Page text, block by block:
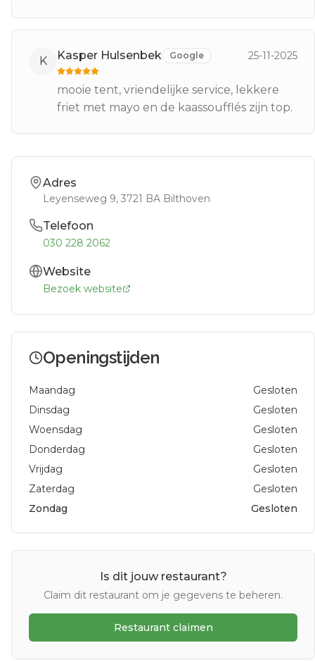
K Kasper Hulsenbek Google 25-11-2025
mooie tent, vriendelijke service, lekkere
friet met mayo en de kaassoufflés zijn top.
Adres
Leyenseweg 9, 3721 BA Bilthoven
Telefoon
030 228 2062
Website
Bezoek website
Openingstijden
Maandag
Gesloten
Dinsdag
Gesloten
Woensdag
Gesloten
Donderdag
Gesloten
Vrijdag
Gesloten
Zaterdag
Gesloten
Zondag
Gesloten
Is dit jouw restaurant?
Claim dit restaurant om je gegevens te beheren.
Restaurant claimen